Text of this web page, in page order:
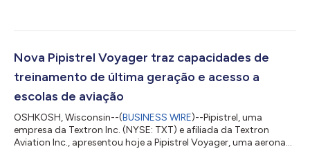
empresa assinou um contrato de compra para até 50
partir de 2027 e opções para até 20 aeronaves adicionais em
2028 e 20 em 2029, apoiando a expansão...
Nova Pipistrel Voyager traz capacidades de
treinamento de última geração e acesso a
escolas de aviação
OSHKOSH, Wisconsin--(BUSINESS WIRE)--Pipistrel, uma
empresa da Textron Inc. (NYSE: TXT) e afiliada da Textron
Aviation Inc., apresentou hoje a Pipistrel Voyager, uma aeronave